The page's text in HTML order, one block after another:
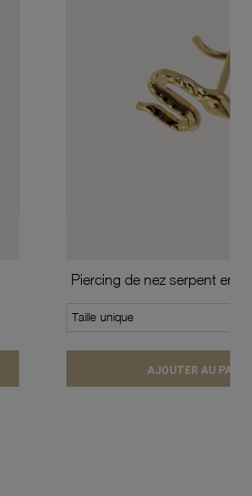
Piercing de nez serpent en
Taille unique
AJOUTER AU